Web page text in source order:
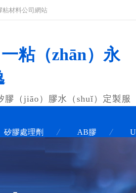
粘材料公司網站
粘（zhān）永
膠（jiāo）膠水（shuǐ）定製服
矽膠處理劑 AB膠